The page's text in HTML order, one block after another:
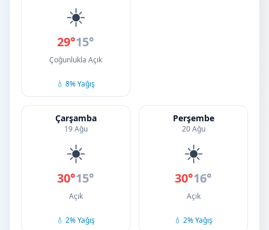
☀️
29°15°
Çoğunlukla Açık
💧 8% Yağış
Çarşamba
19 Ağu
☀️
30°15°
Açık
💧 2% Yağış
Perşembe
20 Ağu
☀️
30°16°
Açık
💧 2% Yağış